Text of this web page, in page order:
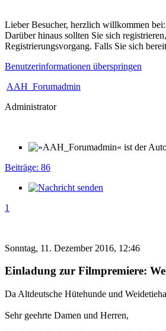
Lieber Besucher, herzlich willkommen
Darüber hinaus sollten Sie sich
Registrierungsvorgang. Falls Sie sich
Benutzerinformationen überspringen
AAH_Forumadmin
Administrator
Beiträge: 86
1
Sonntag, 11. Dezember 2016, 12:46
Einladung zur Filmpremiere:
Da Altdeutsche Hütehunde und
Sehr geehrte Damen und Herren,